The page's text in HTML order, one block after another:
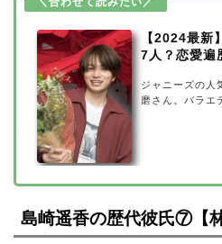
【2024最新
7人？恋愛遍
ジャニーズの人
磨さん。バラエ
池風磨さんの恋
しましたので
池風磨さんの歴
した。 鈴木愛理
天野一菜 木村
島崎遥香の歴代彼氏⑦【林